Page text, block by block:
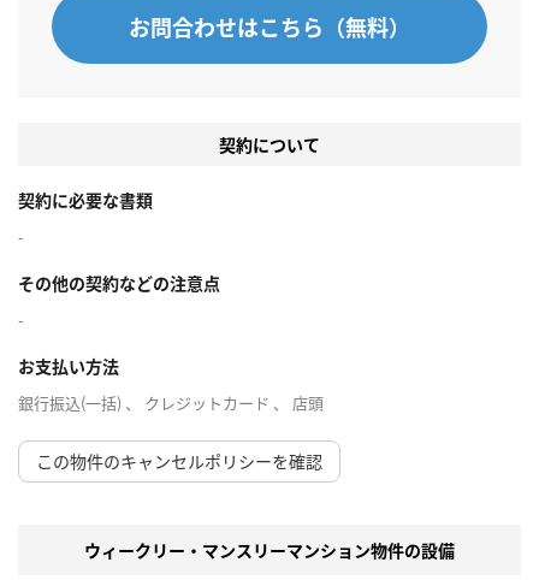
お問合わせはこちら（無料）
契約について
契約に必要な書類
-
その他の契約などの注意点
-
お支払い方法
銀行振込(一括) 、 クレジットカード 、 店頭
この物件のキャンセルポリシーを確認
ウィークリー・マンスリーマンション物件の設備